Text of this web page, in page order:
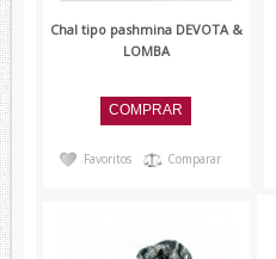
Chal tipo pashmina DEVOTA &
LOMBA
Favoritos Comparar